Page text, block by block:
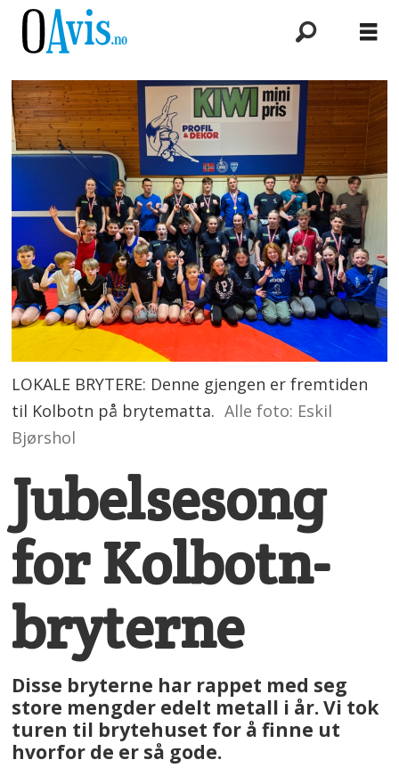
LOKALE BRYTERE: Denne gjengen er fremtiden
til Kolbotn på brytematta. Alle foto: Eskil
Bjørshol
Jubelsesong
for Kolbotn-
bryterne
Disse bryterne har rappet med seg
store mengder edelt metall i år. Vi tok
turen til brytehuset for å finne ut
hvorfor de er så gode.